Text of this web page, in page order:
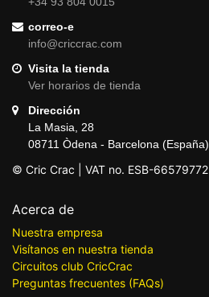
correo-e
info@criccrac.com
Visita la tienda
Ver horarios de tienda
Dirección
La Masia, 28
08711 Òdena - Barcelona (España)
© Cric Crac | VAT no. ESB-66579772
Acerca de
Nuestra empresa
Visítanos en nuestra tienda
Circuitos club CricCrac
Preguntas frecuentes (FAQs)